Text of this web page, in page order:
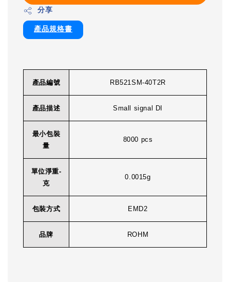
分享
產品規格書
產品編號 RB521SM-40T2R
產品描述 Small signal DI
最小包裝
量
8000 pcs
單位淨重-
克
0.0015g
包裝方式 EMD2
品牌 ROHM